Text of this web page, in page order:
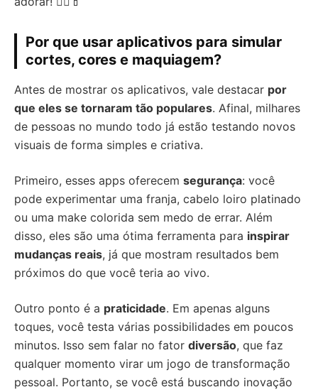
Por que usar aplicativos para simular
cortes, cores e maquiagem?
Antes de mostrar os aplicativos, vale destacar por
que eles se tornaram tão populares. Afinal, milhares
de pessoas no mundo todo já estão testando novos
visuais de forma simples e criativa.
Primeiro, esses apps oferecem segurança: você
pode experimentar uma franja, cabelo loiro platinado
ou uma make colorida sem medo de errar. Além
disso, eles são uma ótima ferramenta para inspirar
mudanças reais, já que mostram resultados bem
próximos do que você teria ao vivo.
Outro ponto é a praticidade. Em apenas alguns
toques, você testa várias possibilidades em poucos
minutos. Isso sem falar no fator diversão, que faz
qualquer momento virar um jogo de transformação
pessoal. Portanto, se você está buscando inovação